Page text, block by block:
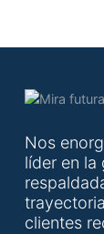
Nos
líder en la
clientes